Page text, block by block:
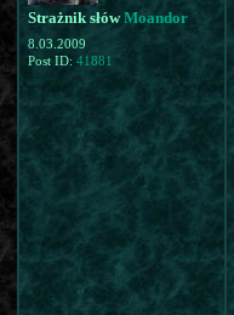
Strażnik słówMoandor
8.03.2009
Post ID: 41881